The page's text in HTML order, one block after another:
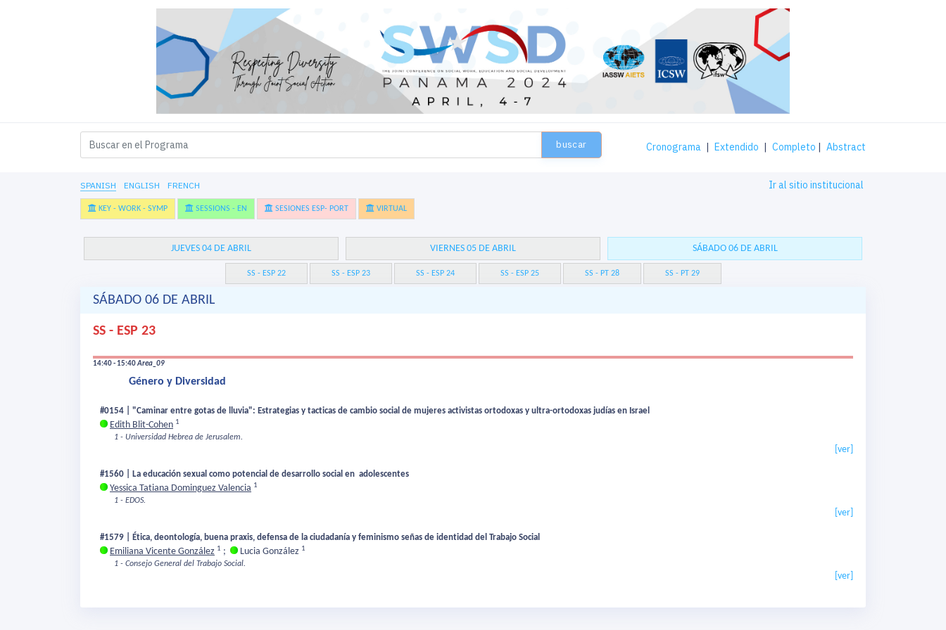
buscar Cronograma | Extendido | Completo | Abstract
SPANISH ENGLISH FRENCH Ir al sitio institucional
KEY - WORK - SYMP SESSIONS - EN SESIONES ESP- PORT VIRTUAL
JUEVES 04 DE ABRIL VIERNES 05 DE ABRIL SÁBADO 06 DE ABRIL
SS - ESP 22 SS - ESP 23 SS - ESP 24 SS - ESP 25 SS - PT 28 SS - PT 29
SÁBADO 06 DE ABRIL
SS - ESP 23
14:40 - 15:40Area_09
Género y Diversidad
#0154 | "Caminar entre gotas de lluvia": Estrategias y tacticas de cambio social de mujeres activistas ortodoxas y ultra-ortodoxas judías en Israel
Edith Blit-Cohen 1
1 - Universidad Hebrea de Jerusalem.
[ver]
#1560 | La educación sexual como potencial de desarrollo social en adolescentes
Yessica Tatiana Dominguez Valencia 1
1 - EDOS.
[ver]
#1579 | Ética, deontología, buena praxis, defensa de la ciudadanía y feminismo señas de identidad del Trabajo Social
Emiliana Vicente González 1 ; Lucia González 1
1 - Consejo General del Trabajo Social.
[ver]